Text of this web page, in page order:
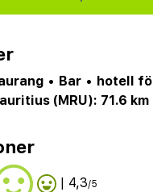
• Bar • hotell
(MRU): 71.6 km
| 4,3/5